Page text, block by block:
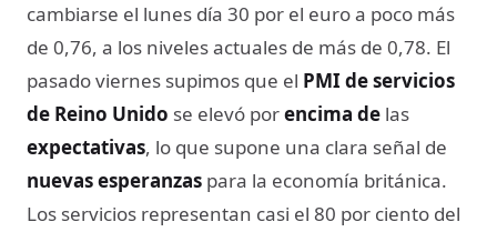
cambiarse el lunes día 30 por el euro a poco más
de 0,76, a los niveles actuales de más de 0,78. El
pasado viernes supimos que el PMI de servicios
de Reino Unido se elevó porencima de las
expectativas, lo que supone una clara señal de
nuevas esperanzas para la economía británica.
Los servicios representan casi el 80 por ciento del